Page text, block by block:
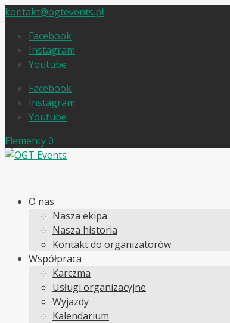
kontakt@ogtevents.pl
Facebook
Instagram
Youtube
Facebook
Instagram
Youtube
Elementy 0
O nas
Nasza ekipa
Nasza historia
Kontakt do organizatorów
Współpraca
Karczma
Usługi organizacyjne
Wyjazdy
Kalendarium